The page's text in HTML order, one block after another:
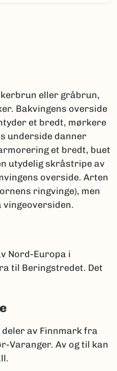
eller gråbrun,
Bakvingens overside
et bredt, mørkere
underside danner
et bredt, buet
utydelig skråstripe av
overside. Arten
ringvinge), men
vingeoversiden.
Nord-Europa i
til Beringstredet. Det
deler av Finnmark fra
Varanger. Av og til kan